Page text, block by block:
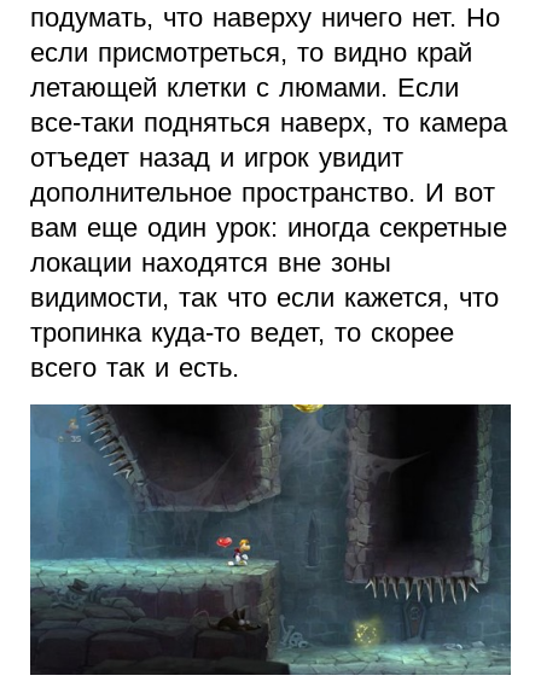
подумать, что наверху ничего нет. Но
если присмотреться, то видно край
летающей клетки с люмами. Если
все-таки подняться наверх, то камера
отъедет назад и игрок увидит
дополнительное пространство. И вот
вам еще один урок: иногда секретные
локации находятся вне зоны
видимости, так что если кажется, что
тропинка куда-то ведет, то скорее
всего так и есть.